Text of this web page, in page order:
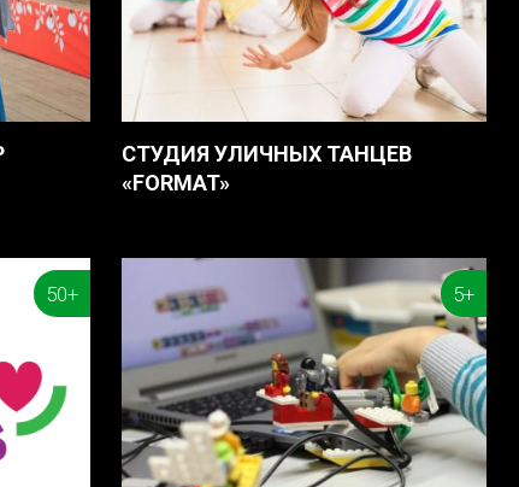
СТУДИЯ УЛИЧНЫХ ТАНЦЕВ
«FORMAT»
50+ 5+